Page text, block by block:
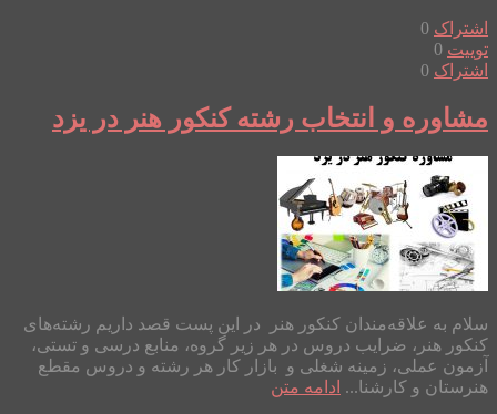
اشتراک 0
توییت 0
اشتراک 0
مشاوره و انتخاب رشته کنکور هنر در یزد
سلام به علاقه‌مندان کنکور هنر در این پست قصد داریم رشته‌های
کنکور هنر، ضرایب دروس در هر زیر گروه، منابع درسی و تستی،
آزمون عملی، زمینه شغلی و بازار کار هر رشته و دروس مقطع
هنرستان و کارشنا... ادامه متن